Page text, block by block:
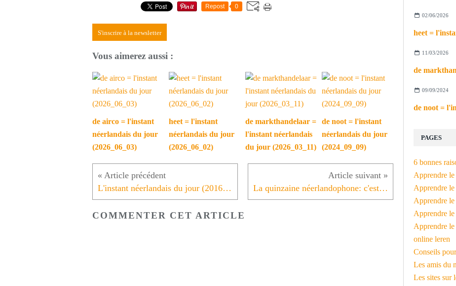
Repost 0
S'inscrire à la newsletter
Vous aimerez aussi :
de airco = l'instant
néerlandais du jour
(2026_06_03)
heet = l'instant
néerlandais du jour
(2026_06_02)
de markthandelaar =
l'instant néerlandais
du jour (2026_03_11)
de noot = l'instant
néerlandais du jour
(2024_09_09)
L'instant néerlandais du jour (2016_04_18): Goed geslapen? La quinzaine néerlandophone: c'est parti!
COMMENTER CET ARTICLE
02/06/2026
11/03/2026
09/09/2024
PAGES
6 bonnes
Apprendre le
Apprendre
Apprendre le
Apprendre
Apprendre
online leren
Conseils
Les amis du
Les sites sur